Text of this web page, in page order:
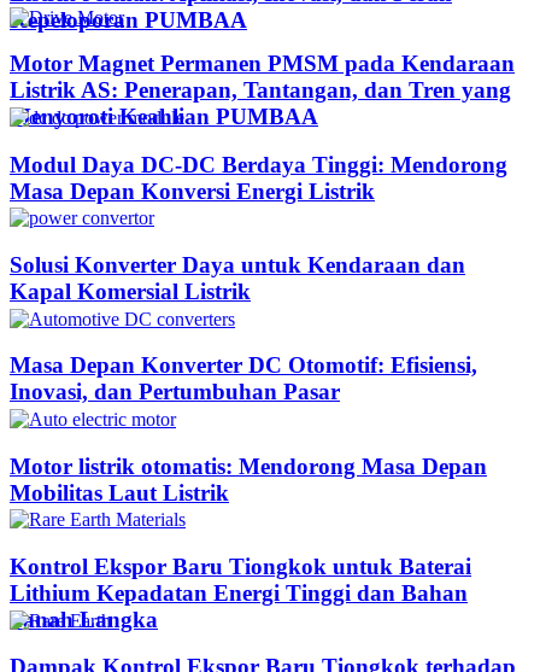
Kepeloporan PUMBAA​
Motor Magnet Permanen PMSM pada Kendaraan
Listrik AS: Penerapan, Tantangan, dan Tren yang
Menyoroti Keahlian PUMBAA​
Modul Daya DC-DC Berdaya Tinggi: Mendorong
Masa Depan Konversi Energi Listrik
Solusi Konverter Daya untuk Kendaraan dan
Kapal Komersial Listrik
Masa Depan Konverter DC Otomotif: Efisiensi,
Inovasi, dan Pertumbuhan Pasar
Motor listrik otomatis: Mendorong Masa Depan
Mobilitas Laut Listrik
Kontrol Ekspor Baru Tiongkok untuk Baterai
Lithium Kepadatan Energi Tinggi dan Bahan
Tanah Langka
Dampak Kontrol Ekspor Baru Tiongkok terhadap